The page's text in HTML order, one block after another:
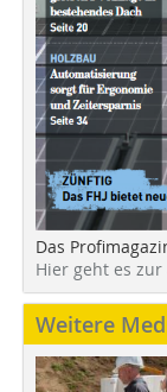
Das
Hier geht es
Weitere